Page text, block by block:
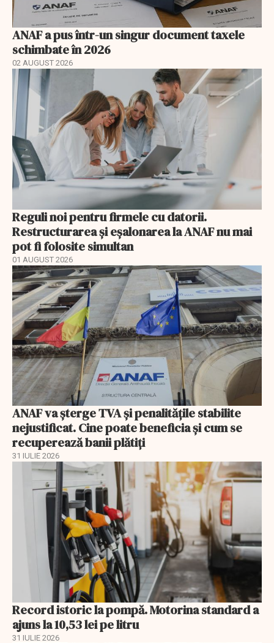
ANAF a pus într-un singur document taxele
schimbate în 2026
02 AUGUST 2026
Reguli noi pentru firmele cu datorii.
Restructurarea și eșalonarea la ANAF nu mai
pot fi folosite simultan
01 AUGUST 2026
ANAF va șterge TVA și penalitățile stabilite
nejustificat. Cine poate beneficia și cum se
recuperează banii plătiți
31 IULIE 2026
Record istoric la pompă. Motorina standard a
ajuns la 10,53 lei pe litru
31 IULIE 2026